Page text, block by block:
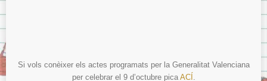
Si vols conèixer els actes programats per la Generalitat Valenciana
per celebrar el 9 d’octubre pica ACÍ